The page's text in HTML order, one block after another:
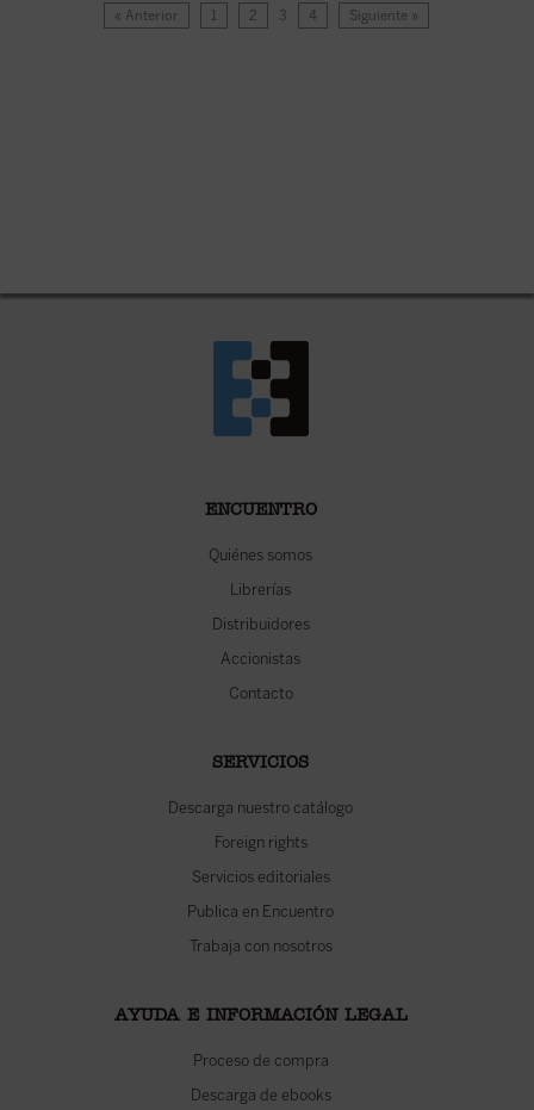
« Anterior 1 2 3 4 Siguiente »
ENCUENTRO
Quiénes somos
Librerías
Distribuidores
Accionistas
Contacto
SERVICIOS
Descarga nuestro catálogo
Foreign rights
Servicios editoriales
Publica en Encuentro
Trabaja con nosotros
AYUDA E INFORMACIÓN LEGAL
Proceso de compra
Descarga de ebooks